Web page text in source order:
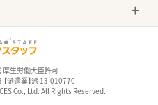
厚生労働大臣許可
【派遣業】派 13-010770
Co., Ltd. All Rights Reserved.